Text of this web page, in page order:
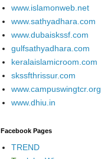
www.islamonweb.net
www.sathyadhara.com
www.dubaiskssf.com
gulfsathyadhara.com
keralaislamicroom.com
skssfthrissur.com
www.campuswingtcr.org
www.dhiu.in
Facebook Pages
TREND